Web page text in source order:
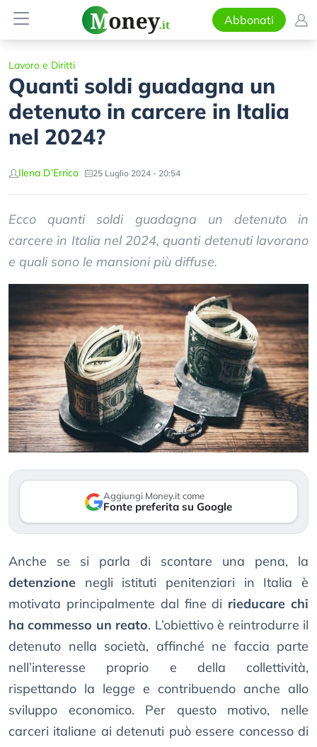
Abbonati
Lavoro e Diritti
Quanti soldi guadagna un
detenuto in carcere in Italia
nel 2024?
Ilena D’Errico 25 Luglio 2024 - 20:54
Ecco quanti soldi guadagna un detenuto in
carcere in Italia nel 2024, quanti detenuti lavorano
e quali sono le mansioni più diffuse.
Aggiungi Money.it come
Fonte preferita su Google
Anche se si parla di scontare una pena, la
detenzione negli istituti penitenziari in Italia è
motivata principalmente dal fine di rieducare chi
ha commesso un reato. L’obiettivo è reintrodurre il
detenuto nella società, affinché ne faccia parte
nell’interesse proprio e della collettività,
rispettando la legge e contribuendo anche allo
sviluppo economico. Per questo motivo, nelle
carceri italiane ai detenuti può essere concesso di